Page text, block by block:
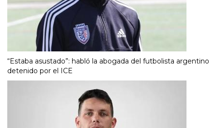
“Estaba asustado”: habló la abogada del futbolista argentino
detenido por el ICE